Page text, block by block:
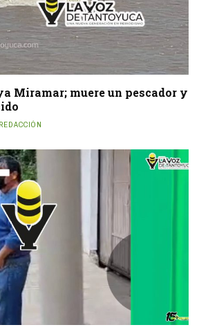
Miramar; muere un pescador y